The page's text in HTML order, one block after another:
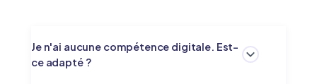
Je n'ai aucune compétence digitale. Est-
ce adapté ?